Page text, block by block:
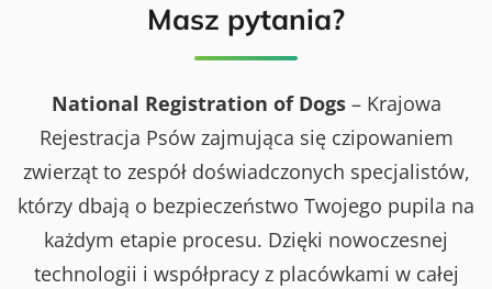
Masz pytania?
National Registration of Dogs– Krajowa
Rejestracja Psów zajmująca się czipowaniem
zwierząt to zespół doświadczonych specjalistów,
którzy dbają o bezpieczeństwo Twojego pupila na
każdym etapie procesu. Dzięki nowoczesnej
technologii i współpracy z placówkami w całej